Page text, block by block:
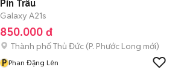
Pin Trâu
Galaxy A21s
850.000 đ
Thành phố Thủ Đức (P. Phước Long mới)
P Phan Đặng Lên